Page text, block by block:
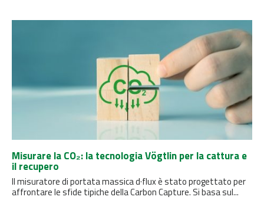
Misurare la CO₂: la tecnologia Vögtlin per la cattura e
il recupero
Il misuratore di portata massica d·flux è stato progettato per
affrontare le sfide tipiche della Carbon Capture. Si basa sul...